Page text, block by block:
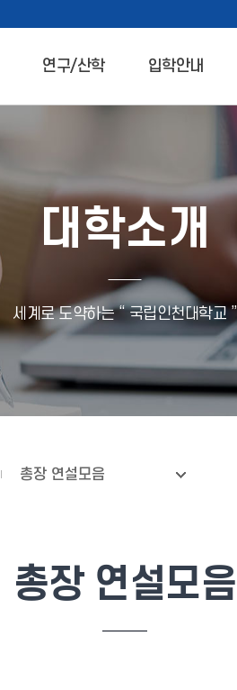
연구/산학 입학안내
대학소개
세계로 도약하는 “ 국립인천대학교 ”
총장 연설모음
총장 연설모음